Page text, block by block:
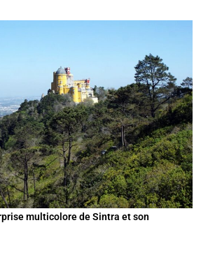
multicolore de Sintra et son